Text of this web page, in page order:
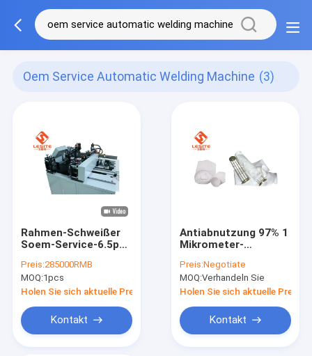
Oem Service Automatic Welding Machine (3)
Rahmen-Schweißer
Soem-Service-6.5pa,
Schweißgerät mit
CER
Preis:285000RMB
MOQ:1pcs
Holen Sie sich aktuelle Preis
Kontakt
Antiabnutzung 97% 1
Mikrometer-
Kollektor-
Wasserbeständigkeit
Preis:Negotiate
MOQ:Verhandeln Sie
Holen Sie sich aktuelle Preis
Kontakt